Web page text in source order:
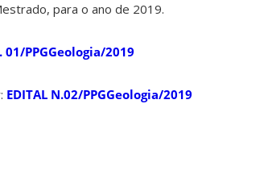
para o ano de 2019.
01/PPGGeologia/2019
EDITAL N.02/PPGGeologia/2019